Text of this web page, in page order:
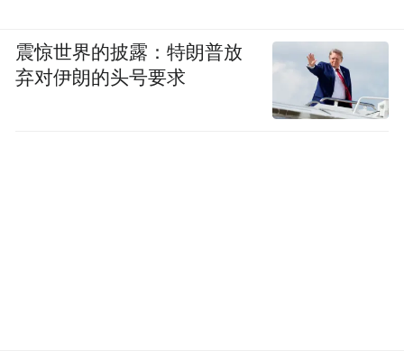
pictures and audios if any) is uploaded and posted
by the user of Dafeng Hao, which is a social media
platform and merely provides information storage
震惊世界的披露：特朗普放
弃对伊朗的头号要求